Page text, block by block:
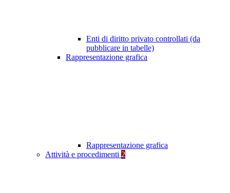
Enti di diritto privato controllati (da
pubblicare in tabelle)
Rappresentazione grafica
Rappresentazione grafica
Attività e procedimenti 2